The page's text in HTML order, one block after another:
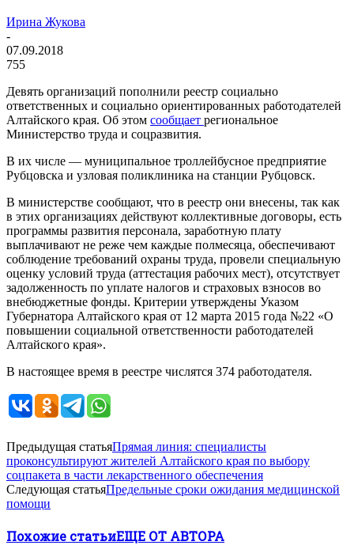
Ирина Жукова
-
07.09.2018
755
Девять организаций пополнили реестр социально
ответственных и социально ориентированных работодателей
Алтайского края. Об этом сообщает региональное
Министерство труда и соцразвития.
В их числе — муниципальное троллейбусное предприятие
Рубцовска и узловая поликлиника на станции Рубцовск.
В министерстве сообщают, что в реестр они внесены, так как
в этих организациях действуют коллективные договоры, есть
программы развития персонала, заработную плату
выплачивают не реже чем каждые полмесяца, обеспечивают
соблюдение требований охраны труда, провели специальную
оценку условий труда (аттестация рабочих мест), отсутствует
задолженность по уплате налогов и страховых взносов во
внебюджетные фонды. Критерии утверждены Указом
Губернатора Алтайского края от 12 марта 2015 года №22 «О
повышении социальной ответственности работодателей
Алтайского края».
В настоящее время в реестре числятся 374 работодателя.
Предыдущая статьяПрямая линия: специалисты
проконсультируют жителей Алтайского края по выбору
соцпакета в части лекарственного обеспечения
Следующая статьяПредельные сроки ожидания медицинской
помощи
Похожие статьиЕЩЕ ОТ АВТОРА